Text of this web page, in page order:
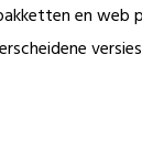
en web